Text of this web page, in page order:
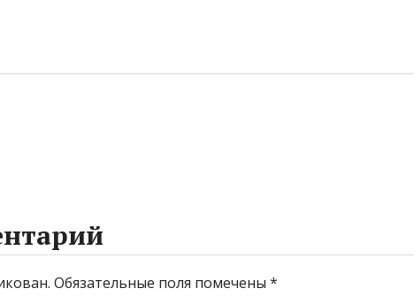
Обязательные поля помечены *